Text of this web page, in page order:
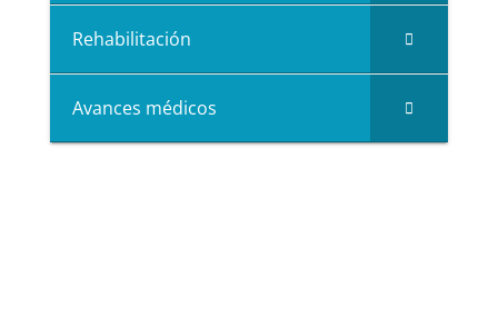
Rehabilitación
Avances médicos